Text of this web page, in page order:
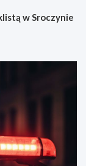
w Sroczynie